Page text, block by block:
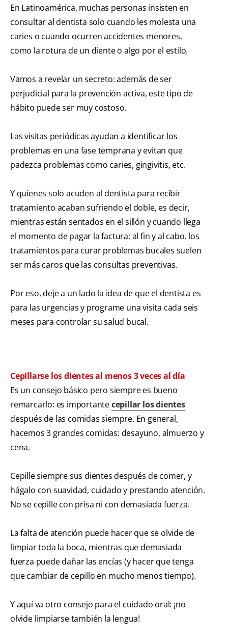
En Latinoamérica, muchas personas insisten en
consultar al dentista solo cuando les molesta una
caries o cuando ocurren accidentes menores,
como la rotura de un diente o algo por el estilo.
Vamos a revelar un secreto: además de ser
perjudicial para la prevención activa, este tipo de
hábito puede ser muy costoso.
Las visitas periódicas ayudan a identificar los
problemas en una fase temprana y evitan que
padezca problemas como caries, gingivitis, etc.
Y quienes solo acuden al dentista para recibir
tratamiento acaban sufriendo el doble, es decir,
mientras están sentados en el sillón y cuando llega
el momento de pagar la factura; al fin y al cabo, los
tratamientos para curar problemas bucales suelen
ser más caros que las consultas preventivas.
Por eso, deje a un lado la idea de que el dentista es
para las urgencias y programe una visita cada seis
meses para controlar su salud bucal.
Cepillarse los dientes al menos 3 veces al día
Es un consejo básico pero siempre es bueno
remarcarlo: es importantecepillar los dientes
después de las comidas siempre. En general,
hacemos 3 grandes comidas: desayuno, almuerzo y
cena.
Cepille siempre sus dientes después de comer, y
hágalo con suavidad, cuidado y prestando atención.
No se cepille con prisa ni con demasiada fuerza.
La falta de atención puede hacer que se olvide de
limpiar toda la boca, mientras que demasiada
fuerza puede dañar las encías (y hacer que tenga
que cambiar de cepillo en mucho menos tiempo).
Y aquí va otro consejo para el cuidado oral: ¡no
olvide limpiarse también la lengua!